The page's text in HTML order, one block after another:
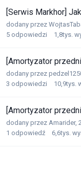
[Serwis Markhor]
dodany przez
5 odpowiedzi 1,8tys.
[Amortyzator
dodany przez
3 odpowiedzi 10,9tys.
[Amortyzator
dodany przez Amarider,
1 odpowiedź 6,6tys.